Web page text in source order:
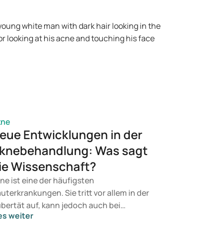
Sie hier, wie Hormone und Hauttypen
beeinflussen und welche Behandlungen
Entwicklungen in der
Was sagt
Wissenschaft?
ist eine der häufigsten
Sie tritt vor allem in der
auf, kann jedoch auch bei
langfristig bestehen bleiben.
weiter